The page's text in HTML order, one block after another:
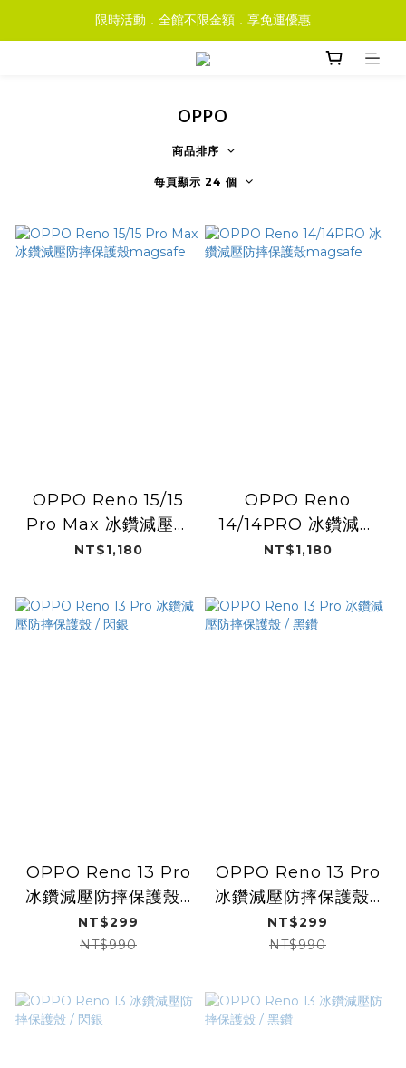
限時活動．全館不限金額．享免運優惠
OPPO
商品排序
每頁顯示 24 個
OPPO Reno 15/15
Pro Max 冰鑽減壓防
摔保護殼magsafe
NT$1,180
OPPO Reno
14/14PRO 冰鑽減壓
防摔保護殼magsafe
NT$1,180
OPPO Reno 13 Pro
冰鑽減壓防摔保護殼 /
閃銀
NT$299
NT$990
OPPO Reno 13 Pro
冰鑽減壓防摔保護殼 /
黑鑽
NT$299
NT$990